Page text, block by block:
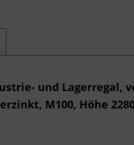
und Lagerregal,
M100, Höhe